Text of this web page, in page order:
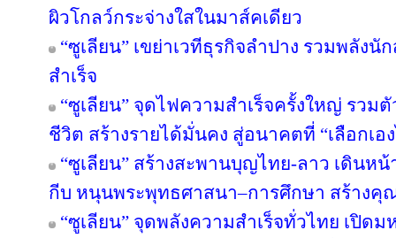
ผิวโกลว์กระจ่างใสในมาส์คเดียว
“ซูเลียน” เขย่าเวทีธุรกิจลำปาง รวมพลัง
สำเร็จ
“ซูเลียน” จุดไฟความสำเร็จครั้งใหญ่ รว
ชีวิต สร้างรายได้มั่นคง สู่อนาคตที่ “เลือกเอ
“ซูเลียน” สร้างสะพานบุญไทย-ลาว เดินห
กีบ หนุนพระพุทธศาสนา–การศึกษา สร้างคุ
“ซูเลียน” จุดพลังความสำเร็จทั่วไทย เปิดม